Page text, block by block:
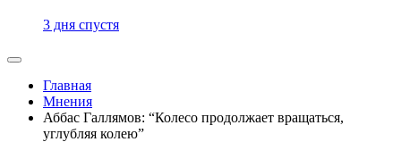
3 дня спустя
Главная
Мнения
Аббас Галлямов: “Колесо продолжает вращаться,
углубляя колею”